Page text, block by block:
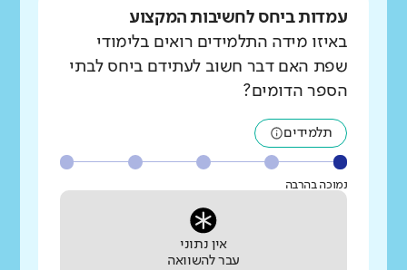
עמדות ביחס לחשיבות המקצוע
באיזו מידה התלמידים רואים בלימודי
שפת האם דבר חשוב לעתידם ביחס לבתי
הספר הדומים?
תלמידים
נמוכה בהרבה
אין נתוני
עבר להשוואה